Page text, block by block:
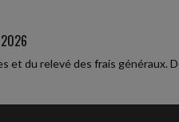
et du relevé des frais généraux.